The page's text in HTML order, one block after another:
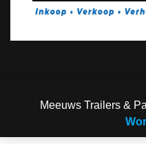
Meeuws Trailers &